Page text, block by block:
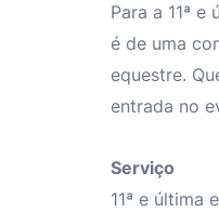
Para a 11ª
é de uma
equestre.
entrada no
Serviço
11ª e última